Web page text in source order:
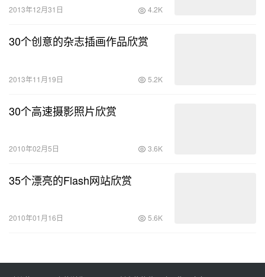
2013年12月31日 4.2K
30个创意的杂志插画作品欣赏
2013年11月19日 5.2K
30个高速摄影照片欣赏
2010年02月5日 3.6K
35个漂亮的Flash网站欣赏
2010年01月16日 5.6K